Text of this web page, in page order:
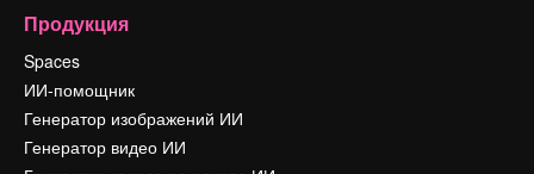
Продукция
Spaces
ИИ-помощник
Генератор изображений ИИ
Генератор видео ИИ